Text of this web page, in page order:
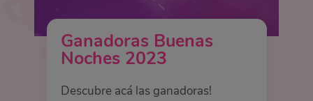
Ganadoras Buenas
Noches 2023
Descubre acá las ganadoras!